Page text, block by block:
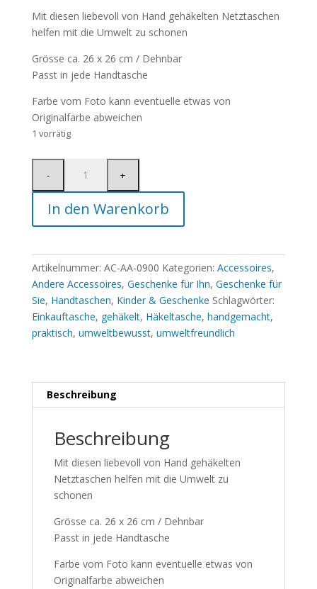
Mit diesen liebevoll von Hand gehäkelten Netztaschen
helfen mit die Umwelt zu schonen
Grösse ca. 26 x 26 cm / Dehnbar
Passt in jede Handtasche
Farbe vom Foto kann eventuelle etwas von
Originalfarbe abweichen
1 vorrätig
In den Warenkorb
Artikelnummer: AC-AA-0900 Kategorien: Accessoires,
Andere Accessoires, Geschenke für Ihn, Geschenke für
Sie, Handtaschen, Kinder & Geschenke Schlagwörter:
Einkauftasche, gehäkelt, Häkeltasche, handgemacht,
praktisch, umweltbewusst, umweltfreundlich
Beschreibung
Beschreibung
Mit diesen liebevoll von Hand gehäkelten
Netztaschen helfen mit die Umwelt zu
schonen
Grösse ca. 26 x 26 cm / Dehnbar
Passt in jede Handtasche
Farbe vom Foto kann eventuelle etwas von
Originalfarbe abweichen